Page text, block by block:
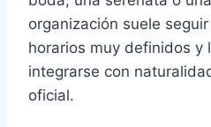
organización suele
horarios muy definidos y
integrarse con
oficial.